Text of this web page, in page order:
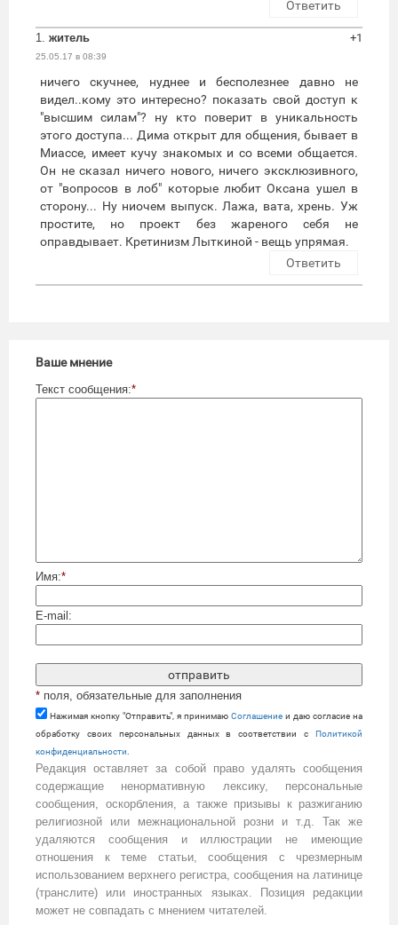
Ответить
1. житель
25.05.17 в 08:39
+1
ничего скучнее, нуднее и бесполезнее давно не
видел..кому это интересно? показать свой доступ к
"высшим силам"? ну кто поверит в уникальность
этого доступа... Дима открыт для общения, бывает в
Миассе, имеет кучу знакомых и со всеми общается.
Он не сказал ничего нового, ничего эксклюзивного,
от "вопросов в лоб" которые любит Оксана ушел в
сторону... Ну ниочем выпуск. Лажа, вата, хрень. Уж
простите, но проект без жареного себя не
оправдывает. Кретинизм Лыткиной - вещь упрямая.
Ответить
Ваше мнение
Текст сообщения:*
Имя:*
E-mail:
* поля, обязательные для заполнения
Нажимая кнопку "Отправить", я принимаю Cоглашение и даю согласие на
обработку своих персональных данных в соответствии с Политикой
конфиденциальности
Редакция оставляет за собой право удалять сообщения
содержащие ненормативную лексику, персональные
сообщения, оскорбления, а также призывы к разжиганию
религиозной или межнациональной розни и т.д. Так же
удаляются сообщения и иллюстрации не имеющие
отношения к теме статьи, сообщения с чрезмерным
использованием верхнего регистра, сообщения на латинице
(транслите) или иностранных языках. Позиция редакции
может не совпадать с мнением читателей.